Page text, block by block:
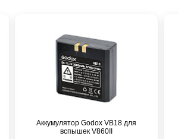
Аккумулятор Godox VB18 для
вспышек V860II